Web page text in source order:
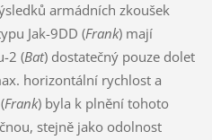
armádních zkoušek
Jak-9DD (Frank) mají
2 (Bat) dostatečný pouze dolet
horizontální rychlost a
Frank) byla k plnění tohoto
stejně jako odolnost